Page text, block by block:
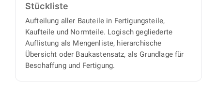
Stückliste
Aufteilung aller Bauteile in Fertigungsteile,
Kaufteile und Normteile. Logisch gegliederte
Auflistung als Mengenliste, hierarchische
Übersicht oder Baukastensatz, als Grundlage für
Beschaffung und Fertigung.